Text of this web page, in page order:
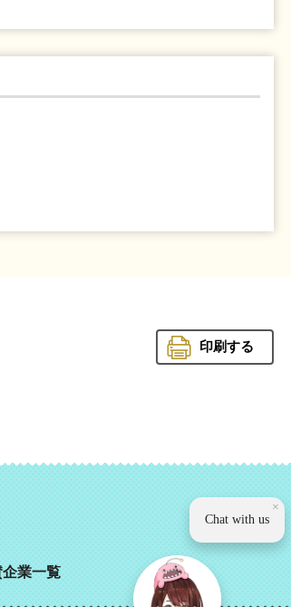
印刷する
観光いば
業一覧
×
Chat with us